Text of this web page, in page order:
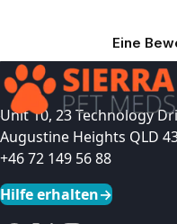
Eine
Unit 10, 23 Technology
Augustine Heights QLD
+46 72 149 56 88
Hilfe erhalten→